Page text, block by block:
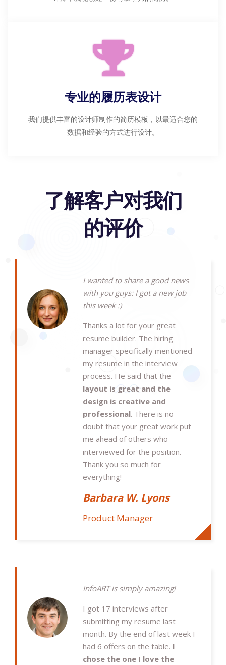
专业的履历表设计
我们提供丰富的设计师制作的简历模板，以最适合您的
数据和经验的方式进行设计。
了解客户对我们
的评价
I wanted to share a good news
with you guys: I got a new job
this week :)
Thanks a lot for your great
resume builder. The hiring
manager specifically mentioned
my resume in the interview
process. He said that the
layout is great and the
design is creative and
professional. There is no
doubt that your great work put
me ahead of others who
interviewed for the position.
Thank you so much for
everything!
Barbara W. Lyons
Product Manager
InfoART is simply amazing!
I got 17 interviews after
submitting my resume last
month. By the end of last week I
had 6 offers on the table. I
chose the one I love the